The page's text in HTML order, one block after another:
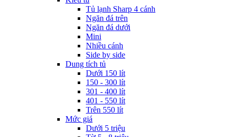
Tủ lạnh Sharp 4 cánh
Ngăn đá trên
Ngăn đá dưới
Mini
Nhiều cánh
Side by side
Dung tích tủ
Dưới 150 lít
150 - 300 lít
301 - 400 lít
401 - 550 lít
Trên 550 lít
Mức giá
Dưới 5 triệu